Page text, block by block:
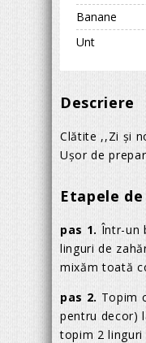
Banane
Unt
Descriere
Clătite ,,Zi și
Ușor de
Etapele
pas 1. Într-un
linguri de
mixăm toată
pas 2. Topim
pentru decor)
topim 2 linguri